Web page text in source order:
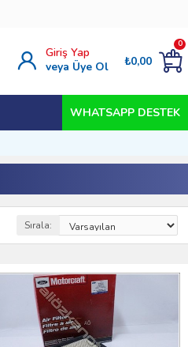
Giriş Yap
veya Üye Ol
₺0,00
0
WHATSAPP DESTEK
Sırala: